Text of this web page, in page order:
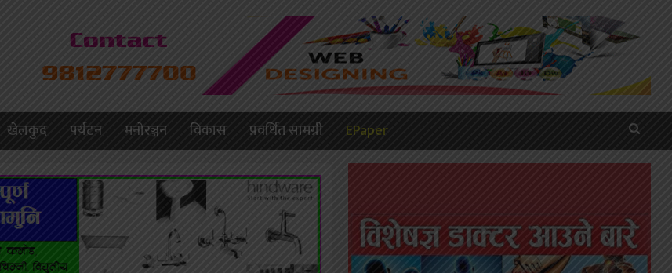
खेलकुद पर्यटन मनाेरञ्जन विकास प्रवर्धित सामग्री EPaper